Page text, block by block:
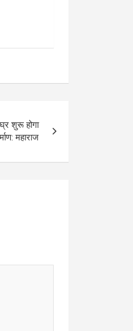
शुरू होगा
महाराज